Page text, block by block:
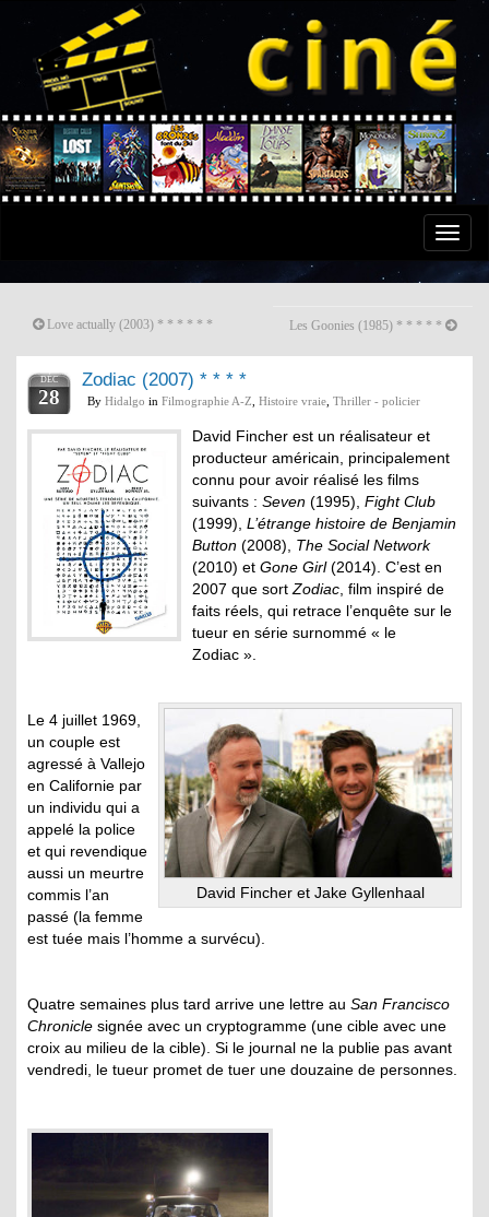
Toggle
Love actually (2003) * * * * * * Les Goonies (1985) * * * * *
DÉC
28
Zodiac (2007) * * * *
By Hidalgo in Filmographie A-Z Histoire vraie Thriller - policier
David Fincher est un réalisateur et
producteur américain, principalement
connu pour avoir réalisé les films
suivants : Seven (1995), Fight Club
(1999), L’étrange histoire de Benjamin
Button (2008), The Social Network
(2010) et Gone Girl(2014). C’est en
2007 que sort Zodiac , film inspiré de
faits réels, qui retrace l’enquête sur le
tueur en série surnommé « le
Zodiac ».
David Fincher et Jake Gyllenhaal
Le 4 juillet 1969,
un couple est
agressé à Vallejo
en Californie par
un individu qui a
appelé la police
et qui revendique
aussi un meurtre
commis l’an
passé (la femme
est tuée mais l’homme a survécu).
Quatre semaines plus tard arrive une lettre au San Francisco
Chronicle signée avec un cryptogramme (une cible avec une
croix au milieu de la cible). Si le journal ne la publie pas avant
vendredi, le tueur promet de tuer une douzaine de personnes.